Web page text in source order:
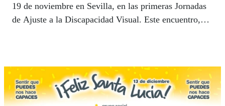
19 de noviembre en Sevilla, en las primeras Jornadas
de Ajuste a la Discapacidad Visual. Este encuentro,
comunidad’, contó con la participación de un centenar
de profesionales de todos los perfiles implicados en la
tarea de ayudar a las personas en su proceso de ajuste